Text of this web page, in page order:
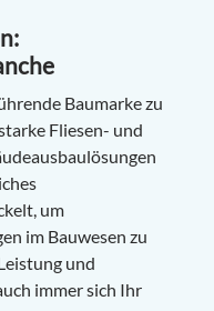
Baumarke zu
Fliesen- und
um
im Bauwesen zu
und
immer sich Ihr